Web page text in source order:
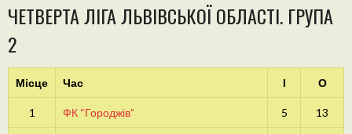
ЧЕТВЕРТА ЛІГА ЛЬВІВСЬКОЇ ОБЛАСТІ. ГРУПА
2
Місце Час І О
1 ФК “Городжів” 5 13